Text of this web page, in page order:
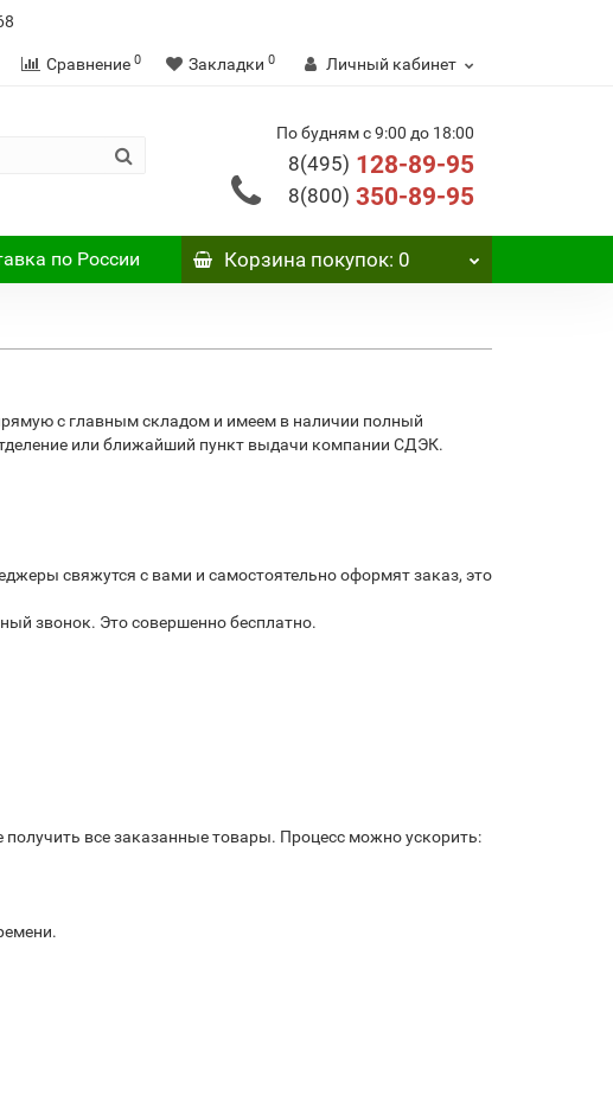
Сравнение 0 Закладки 0 Личный кабинет
По будням с 9:00 до 18:00
8(495) 128-89-95
8(800) 350-89-95
по России Корзинапокупок: 0
с главным складом и имеем в наличии полный
или ближайший пункт выдачи компании СДЭК.
свяжутся с вами и самостоятельно оформят заказ, это
звонок. Это совершенно бесплатно.
все заказанные товары. Процесс можно ускорить: